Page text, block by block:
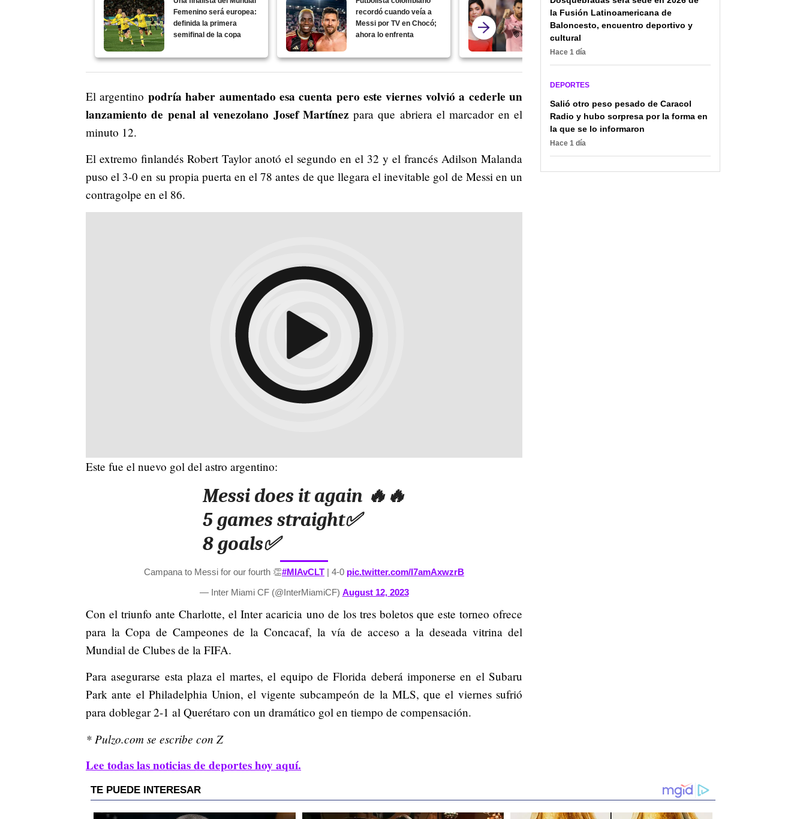
Femenino será europea:
definida la primera
semifinal de la copa
recordó cuando veía a
Messi por TV en Chocó;
ahora lo enfrenta
esto ganan Kylie Jenner,
Messi y otros famosos
por 'post' en Instagram
El argentino podría haber aumentado esa cuenta pero este viernes volvió a cederle un
lanzamiento de penal al venezolano Josef Martínez para que abriera el marcador en el
minuto 12.
El extremo finlandés Robert Taylor anotó el segundo en el 32 y el francés Adilson Malanda
puso el 3-0 en su propia puerta en el 78 antes de que llegara el inevitable gol de Messi en un
contragolpe en el 86.
Este fue el nuevo gol del astro argentino:
Messi does it again 🔥🔥
5 games straight✅
8 goals✅
Campana to Messi for our fourth 👏#MIAvCLT | 4-0 pic.twitter.com/l7amAxwzrB
— Inter Miami CF (@InterMiamiCF) August 12, 2023
Con el triunfo ante Charlotte, el Inter acaricia uno de los tres boletos que este torneo ofrece
para la Copa de Campeones de la Concacaf, la vía de acceso a la deseada vitrina del
Mundial de Clubes de la FIFA.
Para asegurarse esta plaza el martes, el equipo de Florida deberá imponerse en el Subaru
Park ante el Philadelphia Union, el vigente subcampeón de la MLS, que el viernes sufrió
para doblegar 2-1 al Querétaro con un dramático gol en tiempo de compensación.
* Pulzo.com se escribe con Z
Lee todas las noticias de deportes hoy aquí.
la Fusión Latinoamericana de
Baloncesto, encuentro deportivo y
cultural
Hace 1 día
DEPORTES
Salió otro peso pesado de Caracol
Radio y hubo sorpresa por la forma en
la que se lo informaron
Hace 1 día